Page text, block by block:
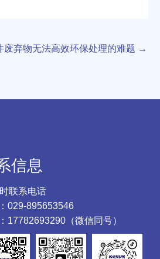
弃物无法高效环保处理的难题 →
信息
联系电话
029-895653546
17782693290（微信同号）